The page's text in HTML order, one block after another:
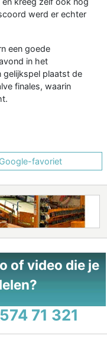
werd er echter
een goede
in het
gelijkspel plaatst de
finales, waarin
favoriet
of video die je
71 321